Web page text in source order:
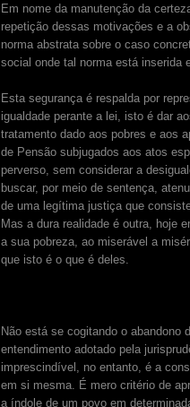
Em nome da manutenção da
repetição dessas motivações e a
norma abstrata sobre o caso
social onde tal norma está inserida
Esta segurança é respalda por
igualdade perante a lei, isto é dar
tratamento dado aos pobres e aos
de Pensão subjugados aos atos
perverso, sem considerar a
buscar, por meio de sentença,
de uma legítima justiça que
Mas a dura realidade é outra, hoje
a sua pobreza, ao miserável a
que isto é o que é deles.
Não está se cogitando o abandono
entendimento adotado pela
imprescindível, no entanto, é a
em si mesma. É mero critério de
a índole de um povo em